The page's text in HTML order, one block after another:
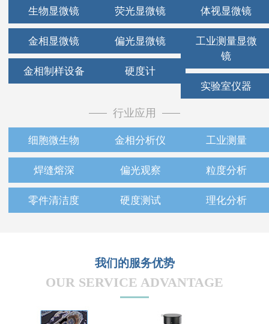
生物显微镜
金相显微镜
金相制样设备
荧光显微镜
偏光显微镜
硬度计
体视显微镜
工业测量显微
镜
实验室仪器
行业应用
细胞微生物
焊缝熔深
零件清洁度
金相分析仪
偏光观察
硬度测试
工业测量
粒度分析
理化分析
我们的服务优势
OUR SERVICE ADVANTAGE